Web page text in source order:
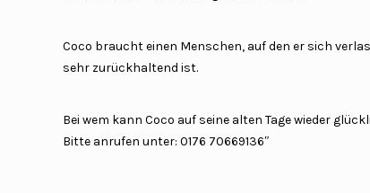
Coco braucht einen Menschen, auf den er sich
sehr zurückhaltend ist.
Bei wem kann Coco auf seine alten Tage wieder
Bitte anrufen unter: 0176 70669136″